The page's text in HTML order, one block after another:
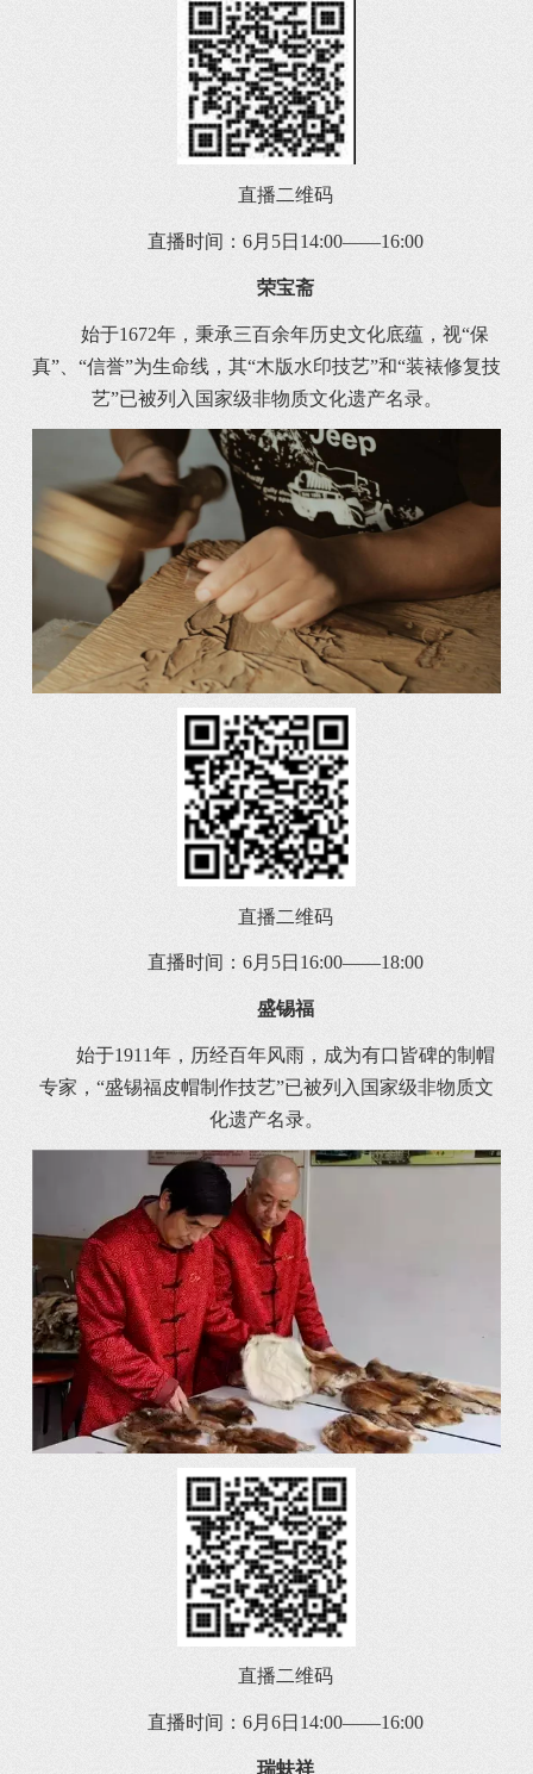
直播二维码
直播时间：6月5日14:00——16:00
荣宝斋
始于1672年，秉承三百余年历史文化底蕴，视“保
真”、“信誉”为生命线，其“木版水印技艺”和“装裱修复技
艺”已被列入国家级非物质文化遗产名录。
直播二维码
直播时间：6月5日16:00——18:00
盛锡福
始于1911年，历经百年风雨，成为有口皆碑的制帽
专家，“盛锡福皮帽制作技艺”已被列入国家级非物质文
化遗产名录。
直播二维码
直播时间：6月6日14:00——16:00
瑞蚨祥